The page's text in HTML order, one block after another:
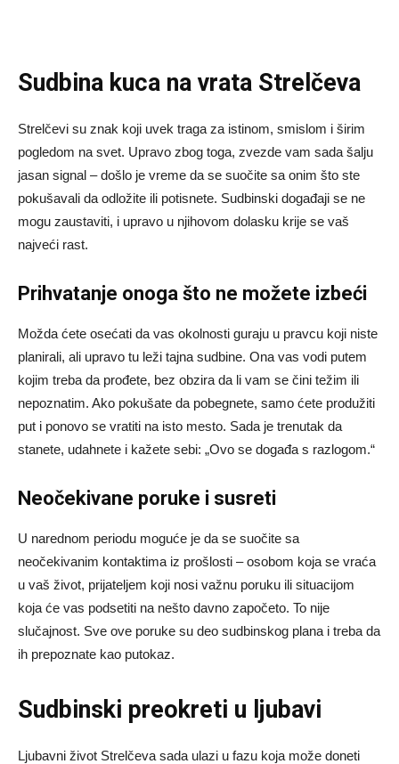
Sudbina kuca na vrata Strelčeva
Strelčevi su znak koji uvek traga za istinom, smislom i širim
pogledom na svet. Upravo zbog toga, zvezde vam sada šalju
jasan signal – došlo je vreme da se suočite sa onim što ste
pokušavali da odložite ili potisnete. Sudbinski događaji se ne
mogu zaustaviti, i upravo u njihovom dolasku krije se vaš
najveći rast.
Prihvatanje onoga što ne možete izbeći
Možda ćete osećati da vas okolnosti guraju u pravcu koji niste
planirali, ali upravo tu leži tajna sudbine. Ona vas vodi putem
kojim treba da prođete, bez obzira da li vam se čini težim ili
nepoznatim. Ako pokušate da pobegnete, samo ćete produžiti
put i ponovo se vratiti na isto mesto. Sada je trenutak da
stanete, udahnete i kažete sebi: „Ovo se događa s razlogom.“
Neočekivane poruke i susreti
U narednom periodu moguće je da se suočite sa
neočekivanim kontaktima iz prošlosti – osobom koja se vraća
u vaš život, prijateljem koji nosi važnu poruku ili situacijom
koja će vas podsetiti na nešto davno započeto. To nije
slučajnost. Sve ove poruke su deo sudbinskog plana i treba da
ih prepoznate kao putokaz.
Sudbinski preokreti u ljubavi
Ljubavni život Strelčeva sada ulazi u fazu koja može doneti